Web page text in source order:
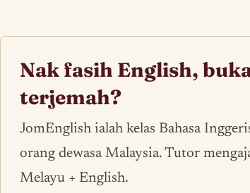
Nak fasih English,
terjemah?
JomEnglish ialah kelas Bahasa
orang dewasa Malaysia. Tutor
Melayu + English.